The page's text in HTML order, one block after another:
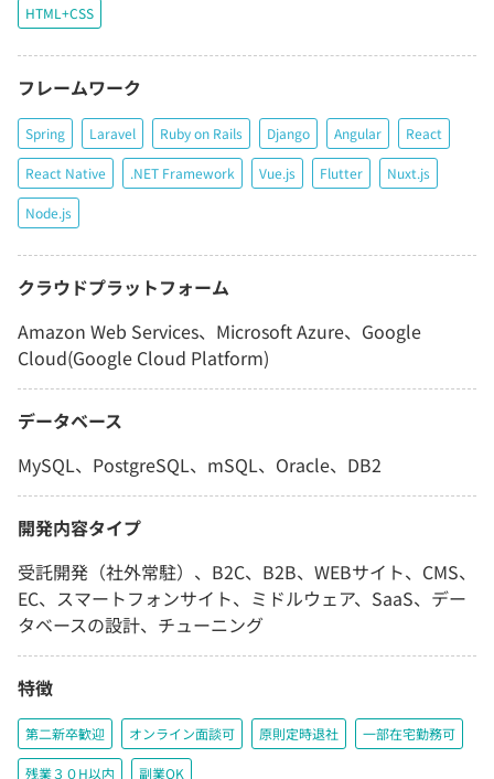
HTML+CSS
フレームワーク
Spring Laravel Ruby on Rails Django Angular React
React Native .NET Framework Vue.js Flutter Nuxt.js
Node.js
クラウドプラットフォーム
Amazon Web Services、Microsoft Azure、Google
Cloud(Google Cloud Platform)
データベース
MySQL、PostgreSQL、mSQL、Oracle、DB2
開発内容タイプ
受託開発（社外常駐）、B2C、B2B、WEBサイト、CMS、
EC、スマートフォンサイト、ミドルウェア、SaaS、デー
タベースの設計、チューニング
特徴
第二新卒歓迎 オンライン面談可 原則定時退社 一部在宅勤務可
残業３０H以内 副業OK